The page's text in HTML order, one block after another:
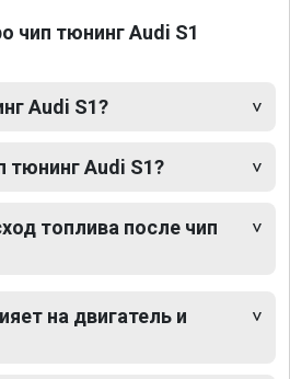
чип тюнинг Audi S1
Audi S1?
тюнинг Audi S1?
топлива после чип
на двигатель и